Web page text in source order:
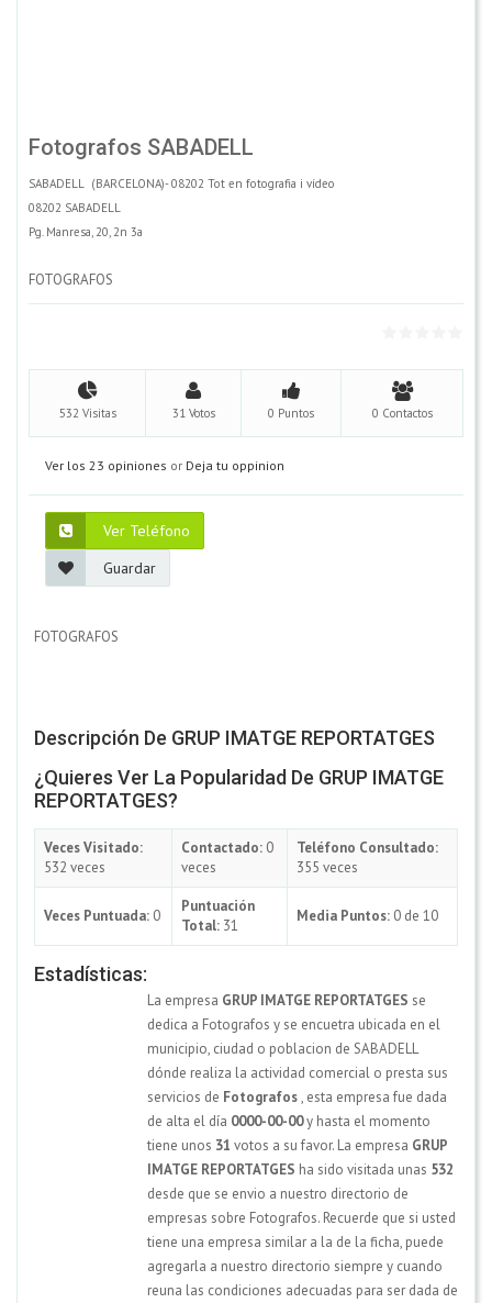
Fotografos SABADELL
SABADELL (BARCELONA)- 08202 Tot en fotografia i vídeo
08202 SABADELL
Pg. Manresa, 20, 2n 3a
FOTOGRAFOS
532 Visitas 31 Votos 0 Puntos 0 Contactos
Ver los 23 opiniones or Deja tu oppinion
Ver Teléfono
Guardar
FOTOGRAFOS
Descripción De GRUP IMATGE REPORTATGES
¿Quieres Ver La Popularidad De GRUP IMATGE
REPORTATGES?
Veces Visitado:
532 veces
Contactado: 0
veces
Teléfono Consultado:
355 veces
Veces Puntuada: 0
Puntuación
Total: 31
Media Puntos: 0 de 10
Estadísticas:
La empresa GRUP IMATGE REPORTATGES se
dedica a Fotografos y se encuetra ubicada en el
municipio, ciudad o poblacion de SABADELL
dónde realiza la actividad comercial o presta sus
servicios de Fotografos, esta empresa fue dada
de alta el día 0000-00-00y hasta el momento
tiene unos 31 votos a su favor. La empresa GRUP
IMATGE REPORTATGES ha sido visitada unas 532
desde que se envio a nuestro directorio de
empresas sobre Fotografos. Recuerde que si usted
tiene una empresa similar a la de la ficha, puede
agregarla a nuestro directorio siempre y cuando
reuna las condiciones adecuadas para ser dada de